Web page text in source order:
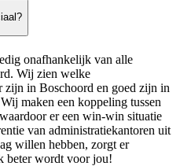
onafhankelijk van alle
Wij zien welke
zijn in Boschoord en goed zijn in
maken een koppeling tussen
er een win-win situatie
van administratiekantoren uit
willen hebben, zorgt er
beter wordt voor jou!